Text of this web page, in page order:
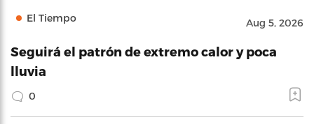
El Tiempo Aug 5, 2026
Seguirá el patrón de extremo calor y poca
lluvia
0